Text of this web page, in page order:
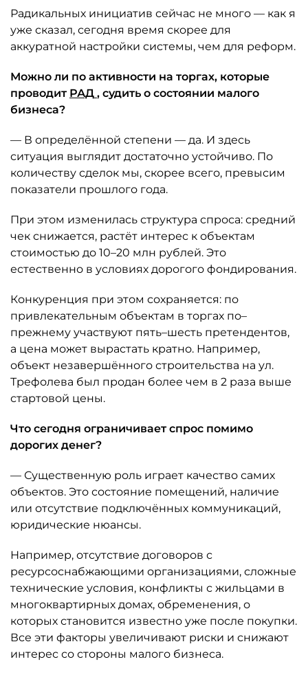
Радикальных инициатив сейчас не много — как я
уже сказал, сегодня время скорее для
аккуратной настройки системы, чем для реформ.
Можно ли по активности на торгах, которые
проводит РАД , судить о состоянии малого
бизнеса?
— В определённой степени — да. И здесь
ситуация выглядит достаточно устойчиво. По
количеству сделок мы, скорее всего, превысим
показатели прошлого года.
При этом изменилась структура спроса: средний
чек снижается, растёт интерес к объектам
стоимостью до 10–20 млн рублей. Это
естественно в условиях дорогого фондирования.
Конкуренция при этом сохраняется: по
привлекательным объектам в торгах по–
прежнему участвуют пять–шесть претендентов,
а цена может вырастать кратно. Например,
объект незавершённого строительства на ул.
Трефолева был продан более чем в 2 раза выше
стартовой цены.
Что сегодня ограничивает спрос помимо
дорогих денег?
— Существенную роль играет качество самих
объектов. Это состояние помещений, наличие
или отсутствие подключённых коммуникаций,
юридические нюансы.
Например, отсутствие договоров с
ресурсоснабжающими организациями, сложные
технические условия, конфликты с жильцами в
многоквартирных домах, обременения, о
которых становится известно уже после покупки.
Все эти факторы увеличивают риски и снижают
интерес со стороны малого бизнеса.